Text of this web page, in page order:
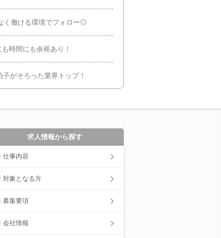
く働ける環境でフォロー◎
時間にも余裕あり！
がそろった業界トップ！
求人情報から探す
仕事内容
対象となる方
募集要項
会社情報